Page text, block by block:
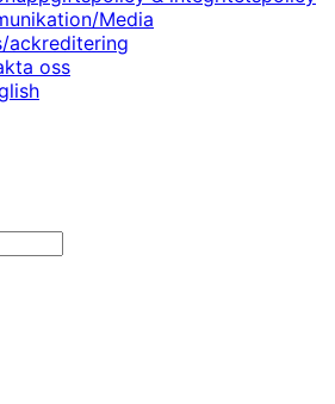
Media
ackreditering
oss